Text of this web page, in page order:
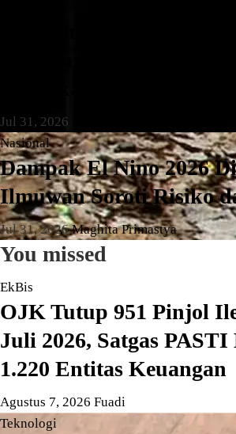
Pengganjal ATM RS
Jul 31, 2026
Nasional
Dampak El Nino 2026
Ilmuwan Soroti Risiko
Jul 31, 2026Maghita Primastya
You missed
EkBis
OJK Tutup 951 Pinjol
Juli 2026, Satgas
1.220 Entitas Keuangan
Agustus 7, 2026 Fuadi
Teknologi